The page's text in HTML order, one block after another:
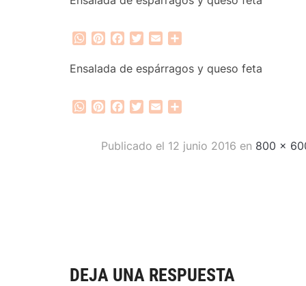
WhatsApp
PinterestFacebook
Twitter
Email
Ensalada de espárragos y queso feta
WhatsApp
PinterestFacebook
Twitter
Email
Publicado el 12 junio 2016 en 800 ×
DEJA UNA RESPUESTA